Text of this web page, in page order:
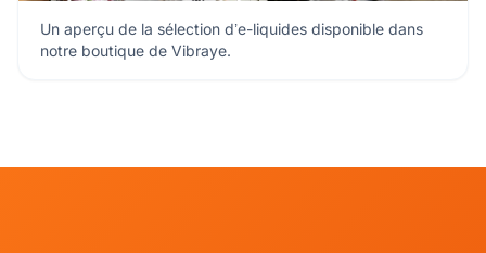
Un aperçu de la sélection d’e-liquides disponible dans
notre boutique de Vibraye.